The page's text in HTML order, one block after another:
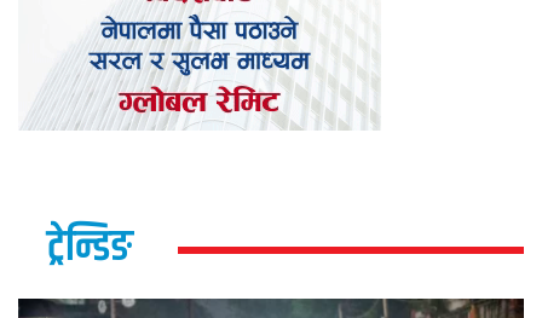
ट्रेन्डिङ